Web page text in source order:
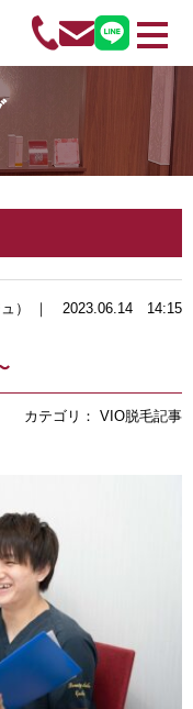
ュ） ｜ 2023.06.14 14:15
カテゴリ： VIO脱毛記事